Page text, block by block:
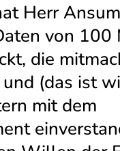
Herr
von 100
die
(das ist
mit dem